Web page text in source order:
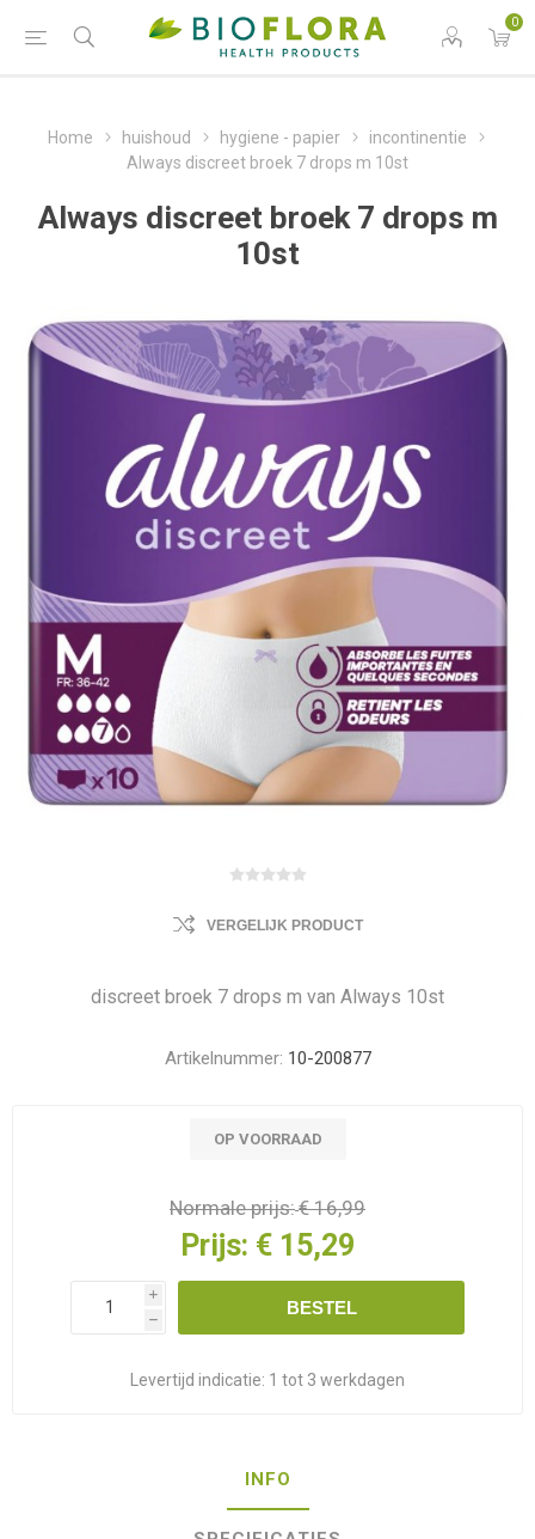
0
Home huishoud hygiene - papier
incontinentie
Always discreet broek 7 drops m 10st
Always discreet broek 7 drops m
10st
VERGELIJK PRODUCT
discreet broek 7 drops m van Always 10st
Artikelnummer: 10-200877
OP VOORRAAD
Normale prijs:€ 16,99
Prijs: € 15,29
i
h
BESTEL
Levertijd indicatie: 1 tot 3 werkdagen
INFO